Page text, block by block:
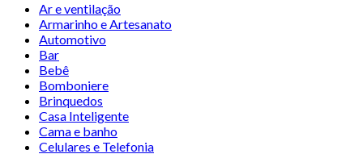
Ar e ventilação
Armarinho e Artesanato
Automotivo
Bar
Bebê
Bomboniere
Brinquedos
Casa Inteligente
Cama e banho
Celulares e Telefonia